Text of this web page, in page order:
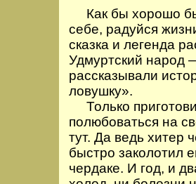
Как бы хорошо
себе, радуйся
сказка и легенда
Удмуртский народ
рассказывали
ловушку».
Только
полюбоваться на
тут. Да ведь хитер
быстро заколотил
чердаке. И год, и